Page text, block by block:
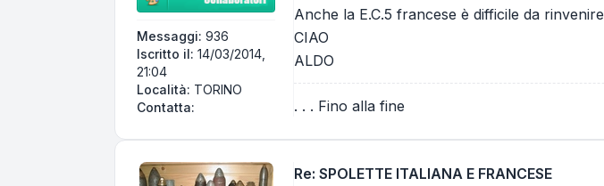
Messaggi: 936
Iscritto il: 14/03/2014,
21:04
Località: TORINO
Contatta:
Contatta EOD ITALIANO
Anche la E.C.5 francese è difficile da rinvenire
CIAO
ALDO
. . . Fino alla fine
Re: SPOLETTE ITALIANA E FRANCESE